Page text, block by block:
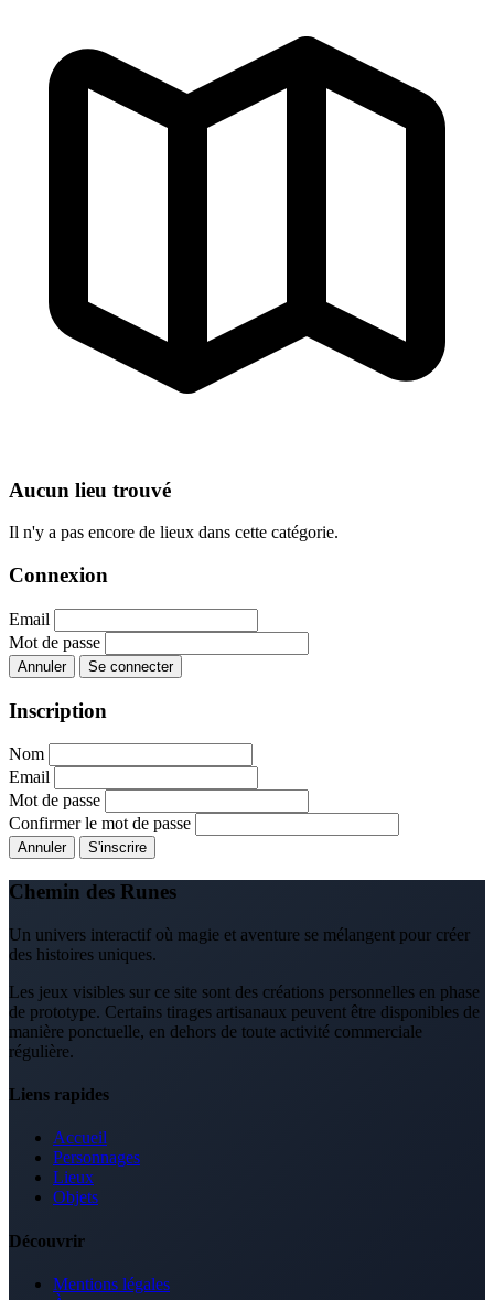
Aucun lieu trouvé
Il n'y a pas encore de lieux dans cette catégorie.
Connexion
Email
Mot de passe
Annuler Se connecter
Inscription
Nom
Email
Mot de passe
Confirmer le mot de passe
Annuler S'inscrire
Chemin des Runes
Un univers interactif où magie et aventure se mélangent pour créer
des histoires uniques.
Les jeux visibles sur ce site sont des créations personnelles en phase
de prototype. Certains tirages artisanaux peuvent être disponibles de
manière ponctuelle, en dehors de toute activité commerciale
régulière.
Liens rapides
Accueil
Personnages
Lieux
Objets
Découvrir
Mentions légales